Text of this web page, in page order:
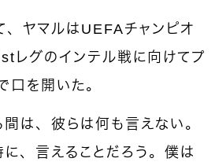
ヤマルはUEFAチャンピオ
レグのインテル戦に向けてプ
口を開いた。
間は、彼らは何も言えない。
、言えることだろう。僕は